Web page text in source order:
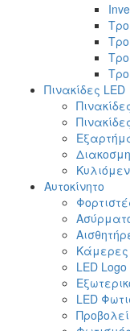
Πινακίδες LED
Αυτοκίνητο
Κάμερες
LED
LED